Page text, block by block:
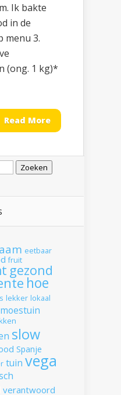
Ik bakte
in de
menu 3.
(ong. 1 kg)*
Read More
eetbaar
fruit
gezond
hoe
lekker lokaal
moestuin
slow
Spanje
tuin vega
verantwoord